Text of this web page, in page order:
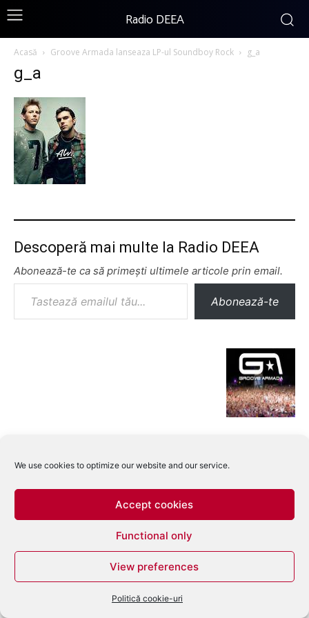
We use cookies to optimize our website and our service.
Accept cookies
Functional only
View preferences
Politică cookie-uri
Radio DEEA
Acasă Groove Armada lanseaza LP-ul Soundboy Rock g_a
g_a
Descoperă mai multe la Radio DEEA
Abonează-te ca să primești ultimele articole prin email.
Tastează emailul tău...
Abonează-te